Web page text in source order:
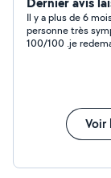
Il y a plus de 6
personne très
100/100 .je
Voir